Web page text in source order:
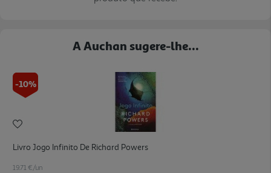
A Auchan sugere-lhe...
-10%
Livro Jogo Infinito De Richard Powers
19.71 €/un